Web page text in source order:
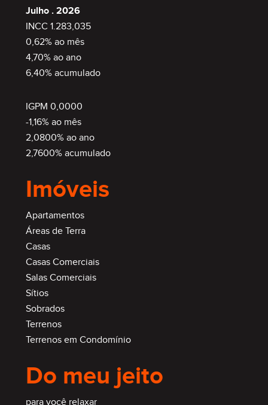
Julho . 2026
INCC 1.283,035
0,62% ao mês
4,70% ao ano
6,40% acumulado
IGPM 0,0000
-1,16% ao mês
2,0800% ao ano
2,7600% acumulado
Imóveis
Apartamentos
Áreas de Terra
Casas
Casas Comerciais
Salas Comerciais
Sítios
Sobrados
Terrenos
Terrenos em Condomínio
Do meu jeito
para você relaxar